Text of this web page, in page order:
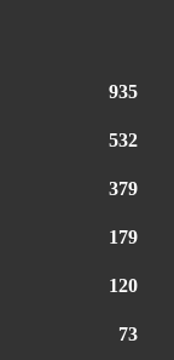
935
532
379
179
120
73